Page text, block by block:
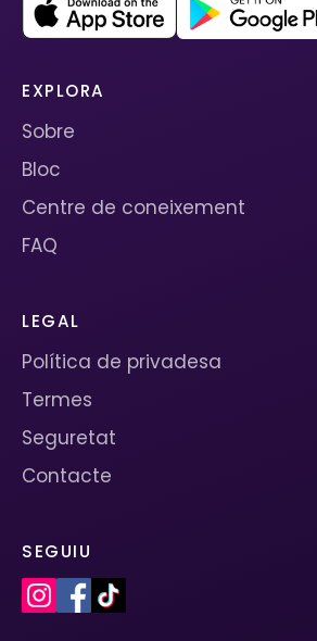
EXPLORA
Sobre
Bloc
Centre de coneixement
FAQ
LEGAL
Política de privadesa
Termes
Seguretat
Contacte
SEGUIU